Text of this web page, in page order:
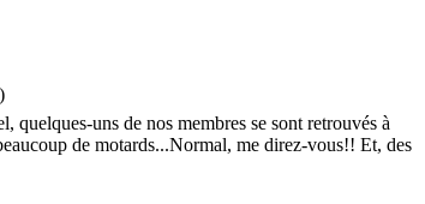
)
uns de nos membres se sont retrouvés à
de motards...Normal, me direz-vous!! Et, des